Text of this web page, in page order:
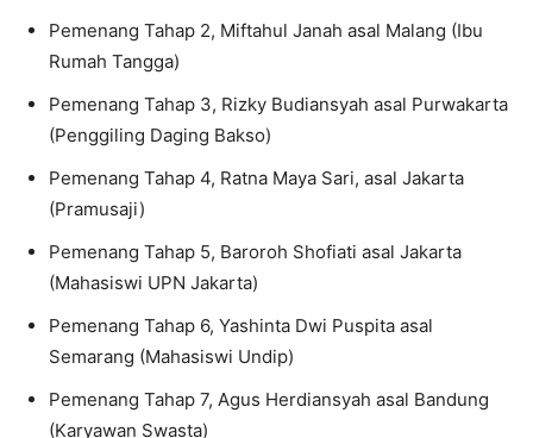
Pemenang Tahap 2, Miftahul Janah asal Malang (Ibu
Rumah Tangga)
Pemenang Tahap 3, Rizky Budiansyah asal Purwakarta
(Penggiling Daging Bakso)
Pemenang Tahap 4, Ratna Maya Sari, asal Jakarta
(Pramusaji)
Pemenang Tahap 5, Baroroh Shofiati asal Jakarta
(Mahasiswi UPN Jakarta)
Pemenang Tahap 6, Yashinta Dwi Puspita asal
Semarang (Mahasiswi Undip)
Pemenang Tahap 7, Agus Herdiansyah asal Bandung
(Karyawan Swasta)